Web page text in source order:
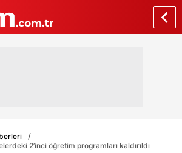
2’inci öğretim programları kaldırıldı